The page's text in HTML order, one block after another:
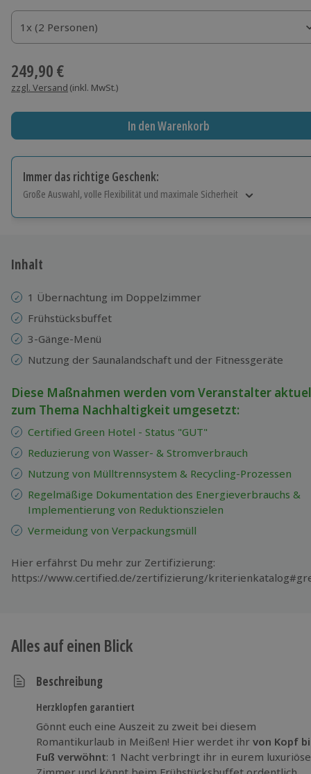
1x (2 Personen)
1x (2 Personen)
1x (2 Personen)
249,90 €
zzgl. Versand (inkl. MwSt.)
In den Warenkorb
Immer das richtige Geschenk:
Große Auswahl, volle Flexibilität und maximale Sicherheit
Große Auswahl
Jeder Gutschein für alle Erlebnisse einlösbar.
10 Jahre gültig & verlängerbar.
Inhalt
1 Übernachtung im Doppelzimmer
Frühstücksbuffet
3-Gänge-Menü
Nutzung der Saunalandschaft und der Fitnessgeräte
Diese Maßnahmen werden vom Veranstalter
zum Thema Nachhaltigkeit umgesetzt:
Certified Green Hotel - Status "GUT"
Reduzierung von Wasser- & Stromverbrauch
Nutzung von Mülltrennsystem & Recycling-Prozessen
Regelmäßige Dokumentation des Energieverbrauchs &
Implementierung von Reduktionszielen
Vermeidung von Verpackungsmüll
Hier erfährst Du mehr zur Zertifizierung:
https://www.certified.de/zertifizierung/
Alles auf einen Blick
Beschreibung
Herzklopfen garantiert
Gönnt euch eine Auszeit zu zweit bei diesem
Romantikurlaub in Meißen! Hier werdet ihr von Kopf
Fuß verwöhnt: 1 Nacht verbringt ihr in eurem